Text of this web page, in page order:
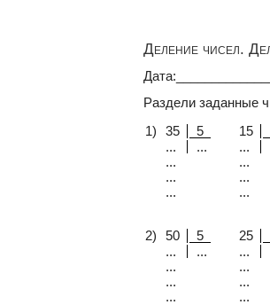
Деление чисел.
Раздели заданные
1)
35 5 15
...
... ...
...
...
...
...
...
...
2) 50 5 25
...
... ...
...
...
...
...
...
...